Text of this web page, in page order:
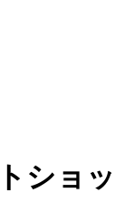
ショ